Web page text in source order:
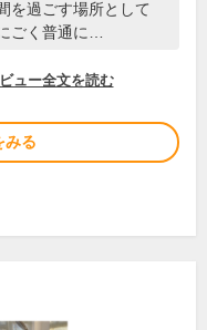
を過ごす場所として
ごく普通に…
ュー全文を読む
みる